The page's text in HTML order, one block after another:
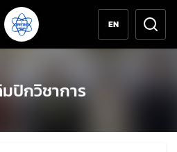
EN
ปิกวิชาการ